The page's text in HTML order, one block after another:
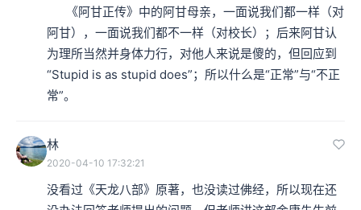
阿甘），一面说我们都不一样（对校长）；后来阿甘认
为理所当然并身体力行，对他人来说是傻的，但回应到
“Stupid is as stupid does”；所以什么是“正常”与“不正
常”。
林
2020-04-10 17:32:21
没看过《天龙八部》原著，也没读过佛经，所以现在还